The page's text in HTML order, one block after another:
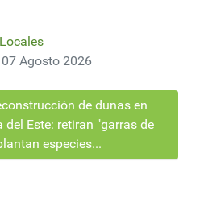
Locales
Agosto 2026
de dunas en
del Este: retiran "garras de
especies...